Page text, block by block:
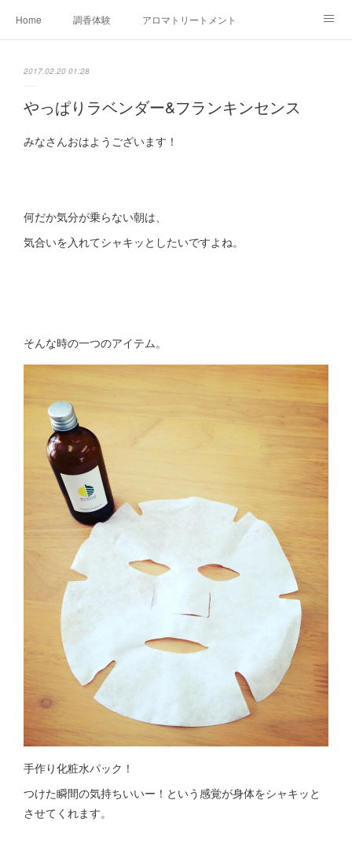
Home 調香体験 アロマトリートメントMenu
Ameblo
2017.02.20 01:28
やっぱりラベンダー&フランキンセンス
みなさんおはようございます！
何だか気分が乗らない朝は、
気合いを入れてシャキッとしたいですよね。
そんな時の一つのアイテム。
手作り化粧水パック！
つけた瞬間の気持ちいいー！という感覚が身体をシャキッと
させてくれます。